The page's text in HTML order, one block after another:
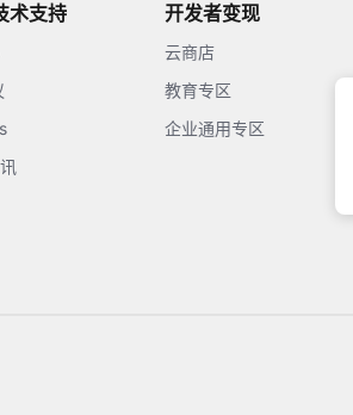
术支持 开发者变现
云商店
教育专区
企业通用专区